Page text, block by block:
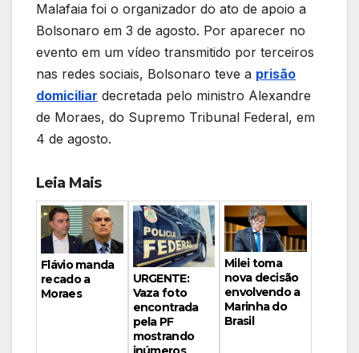
Malafaia foi o organizador do ato de apoio a
Bolsonaro em 3 de agosto. Por aparecer no
evento em um vídeo transmitido por terceiros
nas redes sociais, Bolsonaro teve a prisão
domiciliar decretada pelo ministro Alexandre
de Moraes, do Supremo Tribunal Federal, em
4 de agosto.
Leia Mais
Flávio manda
recado a
Moraes
URGENTE:
Vaza foto
encontrada
pela PF
mostrando
Milei toma
nova decisão
envolvendo a
Marinha do
Brasil